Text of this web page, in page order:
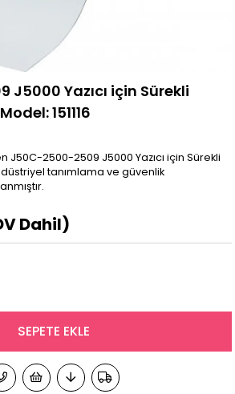
Yazıcı için Sürekli
151116
J50C-2500-2509 J5000 Yazıcı için Sürekli
tanımlama ve güvenlik
Dahil)